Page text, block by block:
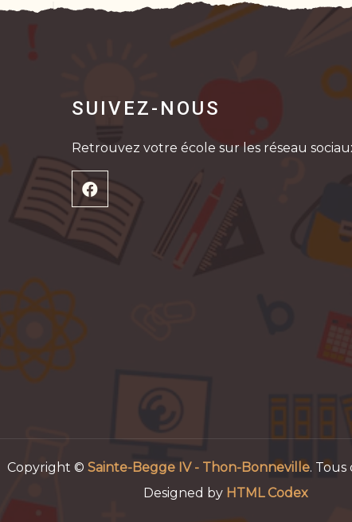
SUIVEZ-NOUS
Retrouvez votre école sur les réseau
Copyright © Sainte-Begge IV - Thon-Bonneville. Tous
Designed by HTML Codex